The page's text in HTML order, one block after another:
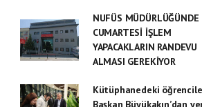
NUFÜS MÜDÜRLÜĞÜNDE
CUMARTESİ İŞLEM
YAPACAKLARIN RANDEVU
ALMASI GEREKİYOR
Kütüphanedeki
Başkan Büyükakın’dan